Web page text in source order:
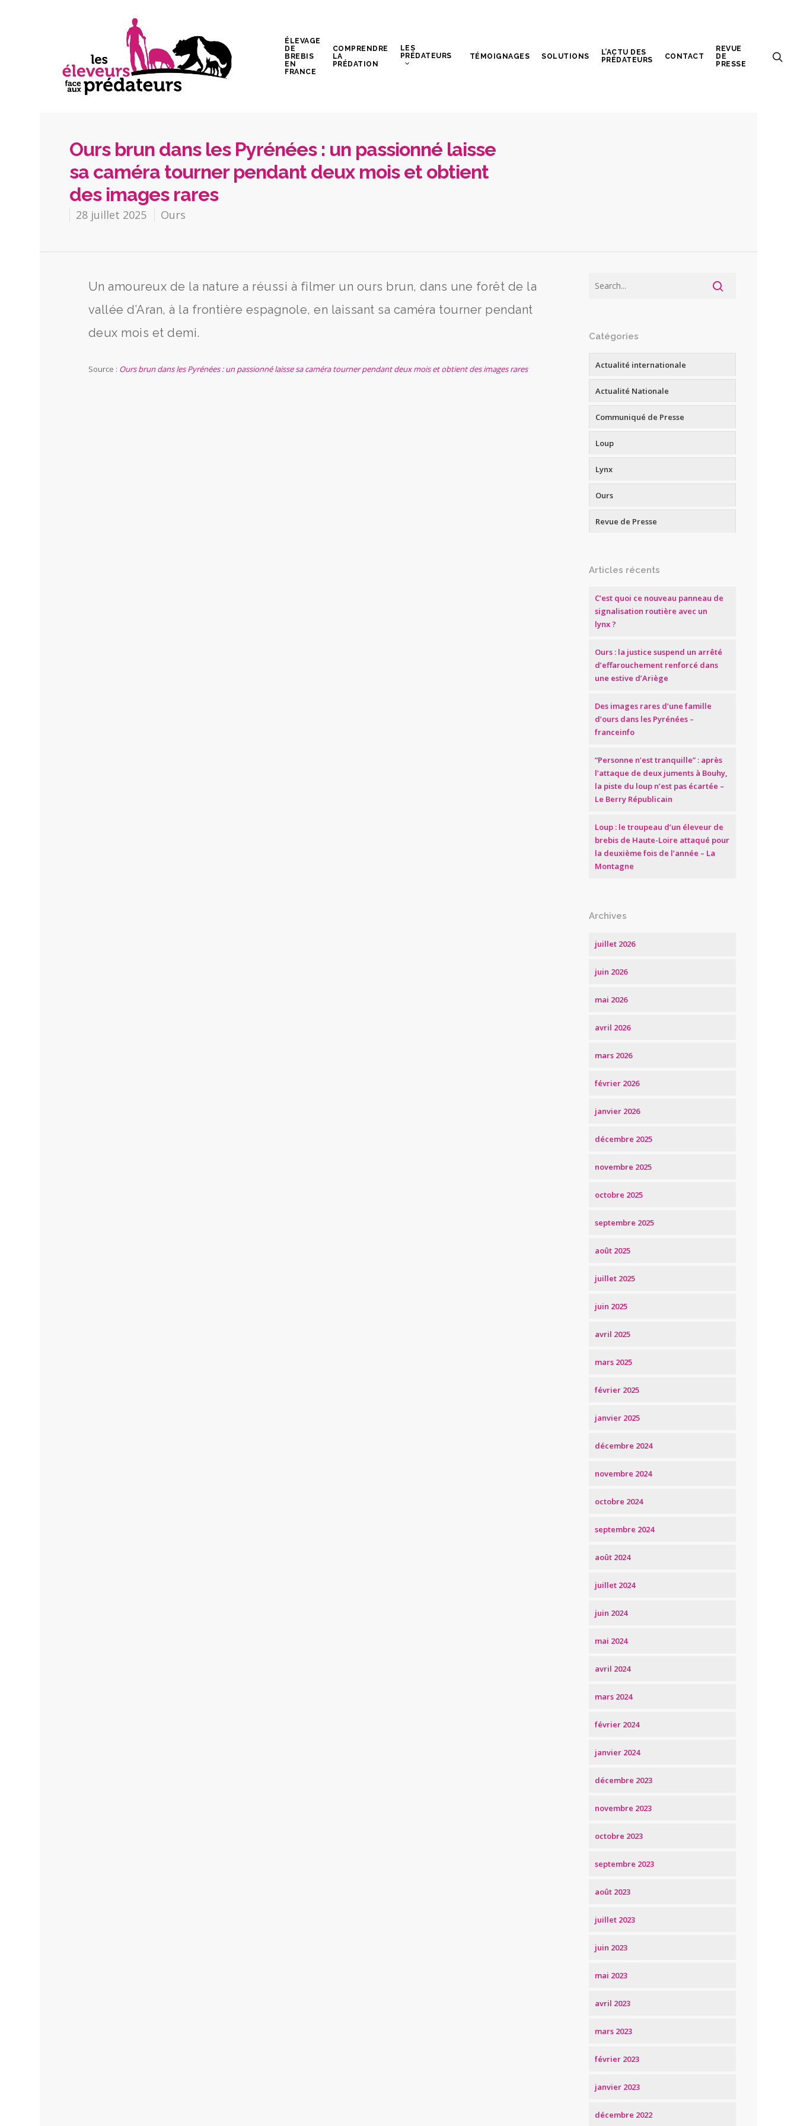
ÉLEVAGE
DE
BREBIS
EN
FRANCE
COMPRENDRE
LA
PRÉDATION
LES
PRÉDATEURS
TÉMOIGNAGES SOLUTIONS
L’ACTU DES
PRÉDATEURS
CONTACT
REVUE
DE
PRESSE
Ours brun dans les Pyrénées : un passionné laisse
sa caméra tourner pendant deux mois et obtient
des images rares
28 juillet 2025 Ours
Un amoureux de la nature a réussi à filmer un ours brun, dans une forêt de la
vallée d’Aran, à la frontière espagnole, en laissant sa caméra tourner pendant
deux mois et demi.
Source : Ours brun dans les Pyrénées : un passionné laisse sa caméra tourner pendant deux mois et obtient des images rares
Catégories
Actualité internationale
Actualité Nationale
Communiqué de Presse
Loup
Lynx
Ours
Revue de Presse
Articles récents
C’est quoi ce nouveau panneau de
signalisation routière avec un
lynx ?
Ours : la justice suspend un arrêté
d’effarouchement renforcé dans
une estive d’Ariège
Des images rares d’une famille
d’ours dans les Pyrénées –
franceinfo
“Personne n’est tranquille” : après
l’attaque de deux juments à Bouhy,
la piste du loup n’est pas écartée –
Le Berry Républicain
Loup : le troupeau d’un éleveur de
brebis de Haute-Loire attaqué pour
la deuxième fois de l’année – La
Montagne
Archives
juillet 2026
juin 2026
mai 2026
avril 2026
mars 2026
février 2026
janvier 2026
décembre 2025
novembre 2025
octobre 2025
septembre 2025
août 2025
juillet 2025
juin 2025
avril 2025
mars 2025
février 2025
janvier 2025
décembre 2024
novembre 2024
octobre 2024
septembre 2024
août 2024
juillet 2024
juin 2024
mai 2024
avril 2024
mars 2024
février 2024
janvier 2024
décembre 2023
novembre 2023
octobre 2023
septembre 2023
août 2023
juillet 2023
juin 2023
mai 2023
avril 2023
mars 2023
février 2023
janvier 2023
décembre 2022